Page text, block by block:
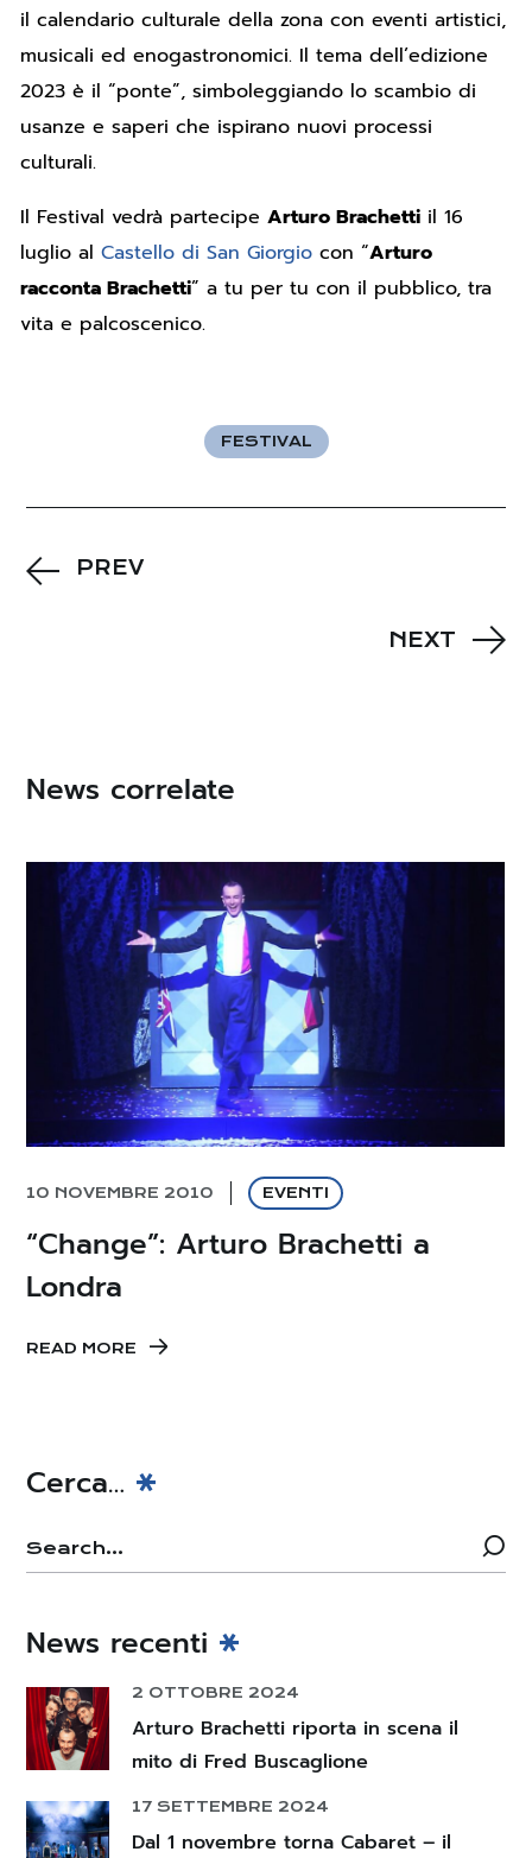
il calendario culturale della zona con eventi artistici,
musicali ed enogastronomici. Il tema dell’edizione
2023 è il “ponte”, simboleggiando lo scambio di
usanze e saperi che ispirano nuovi processi
culturali.
Il Festival vedrà partecipeArturo Brachetti il 16
luglio alCastello di San Giorgio con “Arturo
racconta Brachetti” a tu per tu con il pubblico, tra
vita e palcoscenico.
FESTIVAL
PREV
NEXT
News correlate
10 NOVEMBRE 2010 EVENTI
“Change”: Arturo Brachetti a
Londra
READ MORE
Cerca…
News recenti
2 OTTOBRE 2024
Arturo Brachetti riporta in scena il
mito di Fred Buscaglione
17 SETTEMBRE 2024
Dal 1 novembre torna Cabaret – il